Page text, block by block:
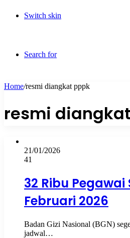
Switch skin
Search for
Home/resmi diangkat pppk
resmi
21/01/2026
41
32 Ribu
Februari 2026
Badan Gizi Nasional (BGN)
jadwal…